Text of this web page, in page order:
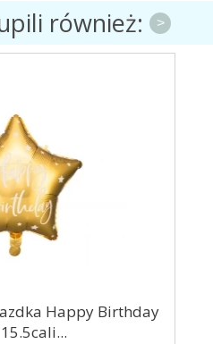
również:
Happy Birthday
>